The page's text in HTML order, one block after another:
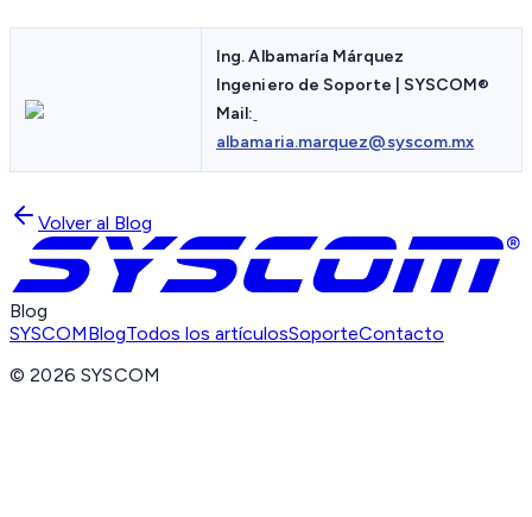
Ing. Albamaría Márquez
Ingeniero de Soporte | SYSCOM®
Mail:
albamaria.marquez@syscom.mx
Volver al Blog
Blog
SYSCOMBlogTodos los artículosSoporteContacto
©2026 SYSCOM